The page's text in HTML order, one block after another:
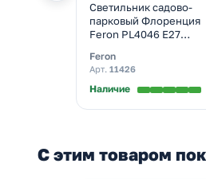
Светильник садово-
парковый Флоренция
Feron PL4046 E27
золото (столб 1.06м)
Feron
Арт. 11426
Наличие
С этим товаром